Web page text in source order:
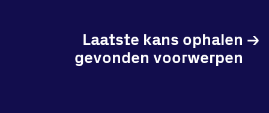
Laatste kans ophalen
gevonden voorwerpen
→